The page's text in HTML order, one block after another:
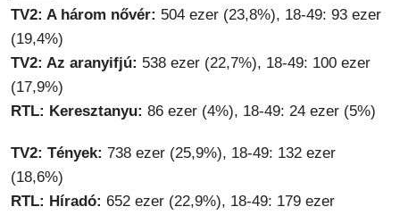
TV2: A három nővér: 504 ezer (23,8%), 18-49: 93 ezer
(19,4%)
TV2: Az aranyifjú: 538 ezer (22,7%), 18-49: 100 ezer
(17,9%)
RTL: Keresztanyu: 86 ezer (4%), 18-49: 24 ezer (5%)
TV2: Tények: 738 ezer (25,9%), 18-49: 132 ezer
(18,6%)
RTL: Híradó: 652 ezer (22,9%), 18-49: 179 ezer